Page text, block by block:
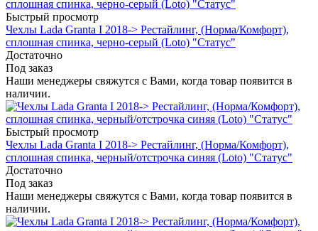
Быстрый просмотр
Чехлы Lada Granta I 2018-> Рестайлинг, (Норма/Комфорт),
сплошная спинка, черно-серый (Loto) "Статус"
Достаточно
Под заказ
Наши менеджеры свяжутся с Вами, когда товар появится в
наличии.
Быстрый просмотр
Чехлы Lada Granta I 2018-> Рестайлинг, (Норма/Комфорт),
сплошная спинка, черный/отстрочка синяя (Loto) "Статус"
Достаточно
Под заказ
Наши менеджеры свяжутся с Вами, когда товар появится в
наличии.